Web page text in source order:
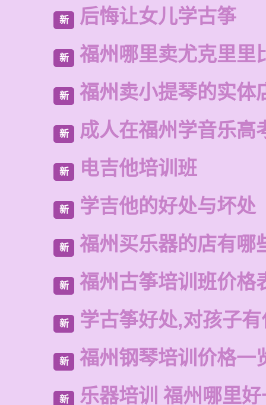
新 后悔让女儿学古筝
新 福州哪里卖尤克里里
新 福州卖小提琴的实体
新 成人在福州学音乐高
新 电吉他培训班
新 学吉他的好处与坏处
新 福州买乐器的店有哪
新 福州古筝培训班价格
新 学古筝好处,对孩子
新 福州钢琴培训价格一
新 乐器培训 福州哪里